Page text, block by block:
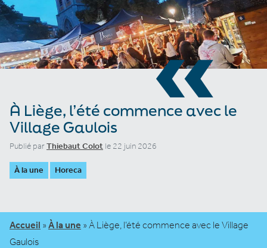
«
À Liège, l’été commence avec le
Village Gaulois
Publié parThiebaut Colot le 22 juin 2026
À la une Horeca
Accueil » À la une » À Liège, l’été commence avec le Village
Gaulois